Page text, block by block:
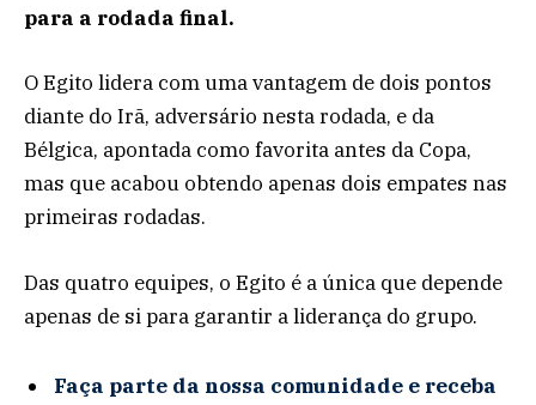
para a rodada final.
O Egito lidera com uma vantagem de dois pontos
diante do Irã, adversário nesta rodada, e da
Bélgica, apontada como favorita antes da Copa,
mas que acabou obtendo apenas dois empates nas
primeiras rodadas.
Das quatro equipes, o Egito é a única que depende
apenas de si para garantir a liderança do grupo.
Faça parte da nossa comunidade e receba